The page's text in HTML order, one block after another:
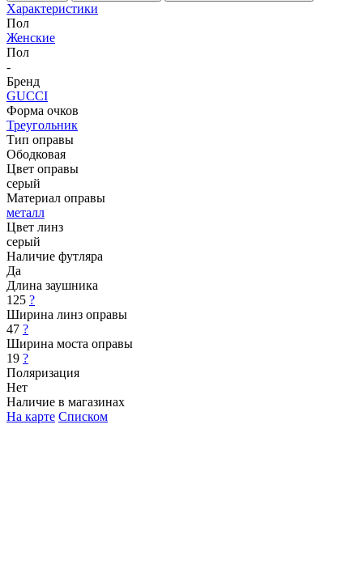
Характеристики
Пол
Женские
Пол
-
Бренд
GUCCI
Форма очков
Треугольник
Тип оправы
Ободковая
Цвет оправы
серый
Материал оправы
металл
Цвет линз
серый
Наличие футляра
Да
Длина заушника
125 ?
Ширина линз оправы
47 ?
Ширина моста оправы
19 ?
Поляризация
Нет
Наличие в магазинах
На карте Списком